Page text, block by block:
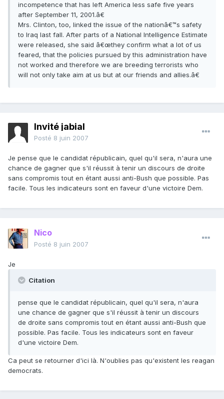
incompetence that has left America less safe five years
after September 11, 2001.â€
Mrs. Clinton, too, linked the issue of the nationâ€™s safety
to Iraq last fall. After parts of a National Intelligence Estimate
were released, she said â€œthey confirm what a lot of us
feared, that the policies pursued by this administration have
not worked and therefore we are breeding terrorists who
will not only take aim at us but at our friends and allies.â€
Invité jabial
Posté 8 juin 2007
Je pense que le candidat républicain, quel qu'il sera, n'aura une
chance de gagner que s'il réussit à tenir un discours de droite
sans compromis tout en étant aussi anti-Bush que possible. Pas
facile. Tous les indicateurs sont en faveur d'une victoire Dem.
Nico
Posté 8 juin 2007
Je
Citation
pense que le candidat républicain, quel qu'il sera, n'aura
une chance de gagner que s'il réussit à tenir un discours
de droite sans compromis tout en étant aussi anti-Bush que
possible. Pas facile. Tous les indicateurs sont en faveur
d'une victoire Dem.
Ca peut se retourner d'ici là. N'oublies pas qu'existent les reagan
democrats.